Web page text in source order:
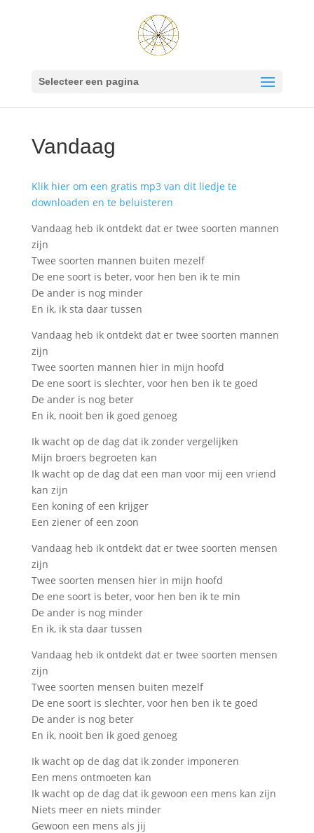
Selecteer een pagina
Vandaag
Klik hier om een gratis mp3 van dit liedje te
downloaden en te beluisteren
Vandaag heb ik ontdekt dat er twee soorten mannen
zijn
Twee soorten mannen buiten mezelf
De ene soort is beter, voor hen ben ik te min
De ander is nog minder
En ik, ik sta daar tussen
Vandaag heb ik ontdekt dat er twee soorten mannen
zijn
Twee soorten mannen hier in mijn hoofd
De ene soort is slechter, voor hen ben ik te goed
De ander is nog beter
En ik, nooit ben ik goed genoeg
Ik wacht op de dag dat ik zonder vergelijken
Mijn broers begroeten kan
Ik wacht op de dag dat een man voor mij een vriend
kan zijn
Een koning of een krijger
Een ziener of een zoon
Vandaag heb ik ontdekt dat er twee soorten mensen
zijn
Twee soorten mensen hier in mijn hoofd
De ene soort is beter, voor hen ben ik te min
De ander is nog minder
En ik, ik sta daar tussen
Vandaag heb ik ontdekt dat er twee soorten mensen
zijn
Twee soorten mensen buiten mezelf
De ene soort is slechter, voor hen ben ik te goed
De ander is nog beter
En ik, nooit ben ik goed genoeg
Ik wacht op de dag dat ik zonder imponeren
Een mens ontmoeten kan
Ik wacht op de dag dat ik gewoon een mens kan zijn
Niets meer en niets minder
Gewoon een mens als jij